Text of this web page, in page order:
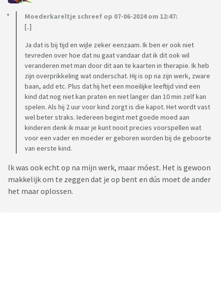
Moederkareltje schreef op 07-06-2024 om 12:47:
[..]
Ja dat is bij tijd en wijle zeker eenzaam. Ik ben er ook niet
tevreden over hoe dat nu gaat vandaar dat ik dit ook wil
veranderen met man door dit aan te kaarten in therapie. Ik heb
zijn overprikkeling wat onderschat. Hij is op na zijn werk, zware
baan, add etc. Plus dat hij het een moeilijke leeftijd vind een
kind dat nog niet kan praten en niet langer dan 10 min zelf kan
spelen. Als hij 2 uur voor kind zorgt is die kapot. Het wordt vast
wel beter straks. Iedereen begint met goede moed aan
kinderen denk ik maar je kunt nooit precies voorspellen wat
voor een vader en moeder er geboren worden bij de geboorte
van eerste kind.
Ik was ook echt op na mijn werk, maar móest. Het is gewoon
makkelijk om te zeggen dat je op bent en dús moet de ander
het maar oplossen.